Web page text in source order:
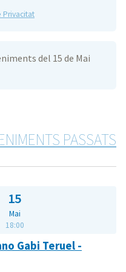
Privacitat
del 15 de Mai
PASSATS
15
Mai
18:00
Gabi Teruel -